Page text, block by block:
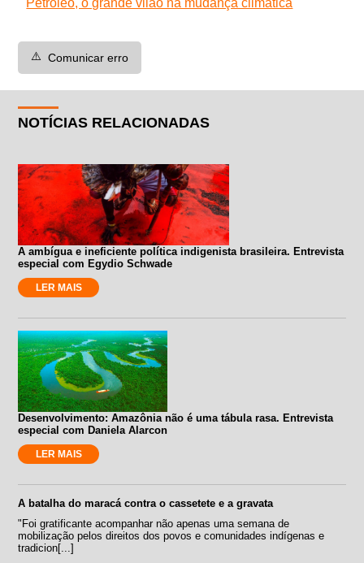
⚠️ Comunicar erro
NOTÍCIAS RELACIONADAS
A ambígua e ineficiente política indigenista brasileira. Entrevista
especial com Egydio Schwade
LER MAIS
Desenvolvimento: Amazônia não é uma tábula rasa. Entrevista
especial com Daniela Alarcon
LER MAIS
A batalha do maracá contra o cassetete e a gravata
"Foi gratificante acompanhar não apenas uma semana de
mobilização pelos direitos dos povos e comunidades indígenas e
tradicion[...]